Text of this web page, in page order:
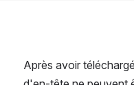
Après avoir